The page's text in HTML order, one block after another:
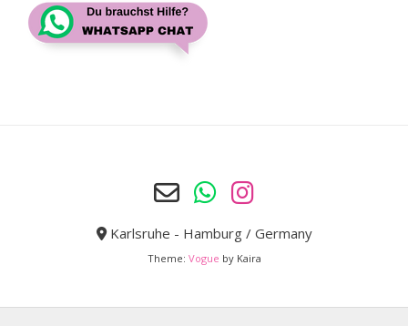
Karlsruhe - Hamburg / Germany
Theme: Vogue by Kaira